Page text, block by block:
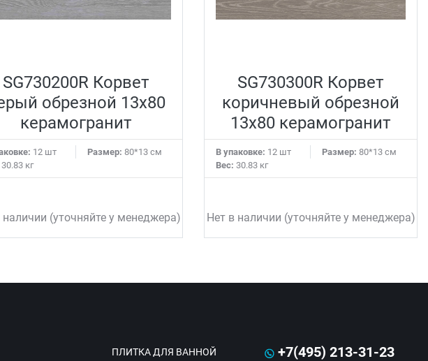
SG730200R Корвет
обрезной 13x80
керамогранит
12 шт Размер: 80*13 см
30.83 кг
наличии (уточняйте у менеджера)
SG730300R Корвет
коричневый обрезной
13x80 керамогранит
В упаковке: 12 шт Размер: 80*13 см
Вес: 30.83 кг
Нет в наличии (уточняйте у менеджера)
ПЛИТКА ДЛЯ ВАННОЙ
+7(495) 213-31-23